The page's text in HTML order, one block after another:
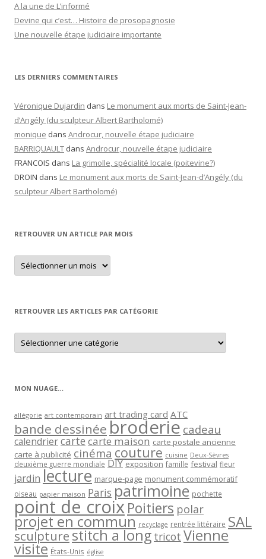
A la une de L’informé
Devine qui c’est… Histoire de prosopagnosie
Une nouvelle étape judiciaire importante
LES DERNIERS COMMENTAIRES
Véronique Dujardin dans Le monument aux morts de Saint-Jean-
d’Angély (du sculpteur Albert Bartholomé)
monique dans Androcur, nouvelle étape judiciaire
BARRIQUAULT dans Androcur, nouvelle étape judiciaire
FRANCOIS dans La grimolle, spécialité locale (poitevine?)
DROIN dans Le monument aux morts de Saint-Jean-d’Angély (du
sculpteur Albert Bartholomé)
RETROUVER UN ARTICLE PAR MOIS
Retrouver
un
article
RETROUVER LES ARTICLES PAR CATÉGORIE
Retrouver
les
articles
MON NUAGE…
allégorie art contemporain art trading card ATC
bande dessinée broderie cadeau
calendriercartecarte maison carte postale ancienne
carte à publicité cinéma couture cuisine Deux-Sèvres
deuxième guerre mondiale DIY exposition famille festival fleur
jardin lecture marque-page monument commémoratif
oiseau papier maison Paris patrimoine pochette
point de croixPoitiers polar
projet en commun recyclage rentrée littéraire SAL
sculpturestitch a long tricot Vienne
visite États-Unis église